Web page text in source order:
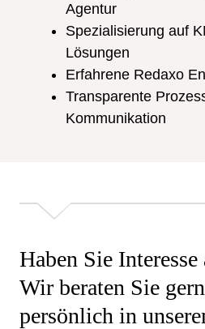
Agentur
Spezialisierung auf
Lösungen
Erfahrene Redaxo
Transparente
Kommunikation
Haben Sie Interesse
Wir beraten Sie
persönlich in